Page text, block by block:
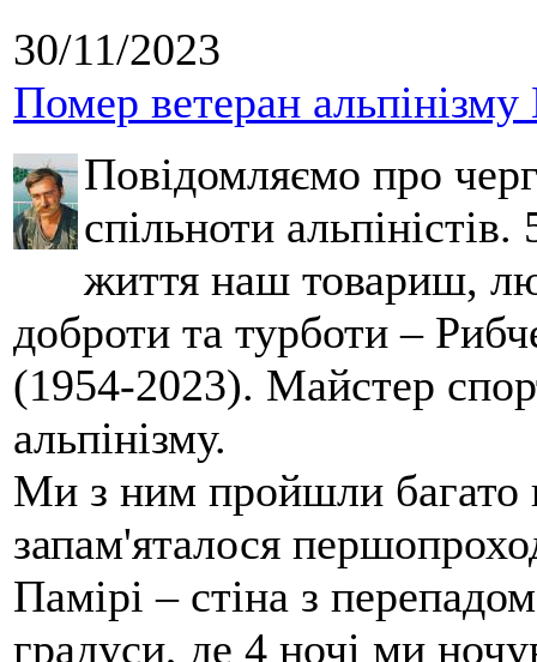
30/11/2023
Помер ветеран
Повідомляємо про
спільноти
життя наш товариш,
доброти та турботи –
(1954-2023). Майстер
альпінізму.
Ми з ним пройшли багато
запам'яталося
Памірі – стіна з
градуси, де 4 ночі ми